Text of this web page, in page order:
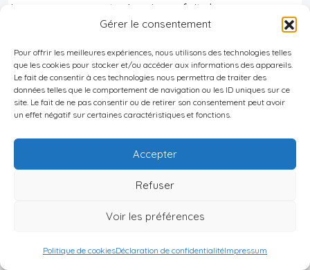
Gérer le consentement
Pour offrir les meilleures expériences, nous utilisons des technologies telles
que les cookies pour stocker et/ou accéder aux informations des appareils.
Le fait de consentir à ces technologies nous permettra de traiter des
données telles que le comportement de navigation ou les ID uniques sur ce
site. Le fait de ne pas consentir ou de retirer son consentement peut avoir
un effet négatif sur certaines caractéristiques et fonctions.
Accepter
Refuser
Voir les préférences
Politique de cookiesDéclaration de confidentialitéImpressum
Le gouvernement géorgien a fait du
développement touristique une priorité nationale.
Des investissements massifs sont prévus dans les
infrastructures (aéroports, routes, ports de
plaisance) pour améliorer l’accessibilité et
l’attractivité de la côte. L’objectif affiché est
2030, contre 5,4 millions en 2023.
Une économie dynamique et stable
La Géorgie affiche une croissance économique
réformes économiques et la lutte contre la